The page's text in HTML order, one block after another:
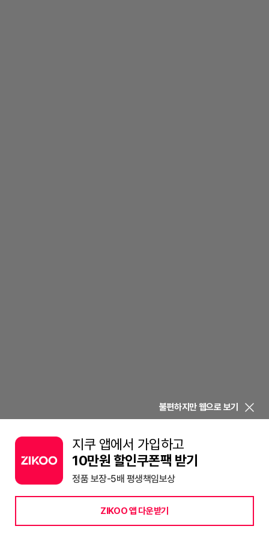
불편하지만 웹으로 보기
지쿠 앱에서 가입하고
10만원 할인쿠폰팩 받기
정품 보장-5배 평생책임보상
ZIKOO 앱 다운받기